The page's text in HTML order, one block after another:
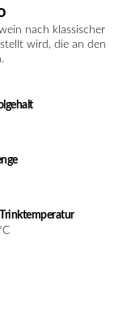
nach klassischer
wird, die an den